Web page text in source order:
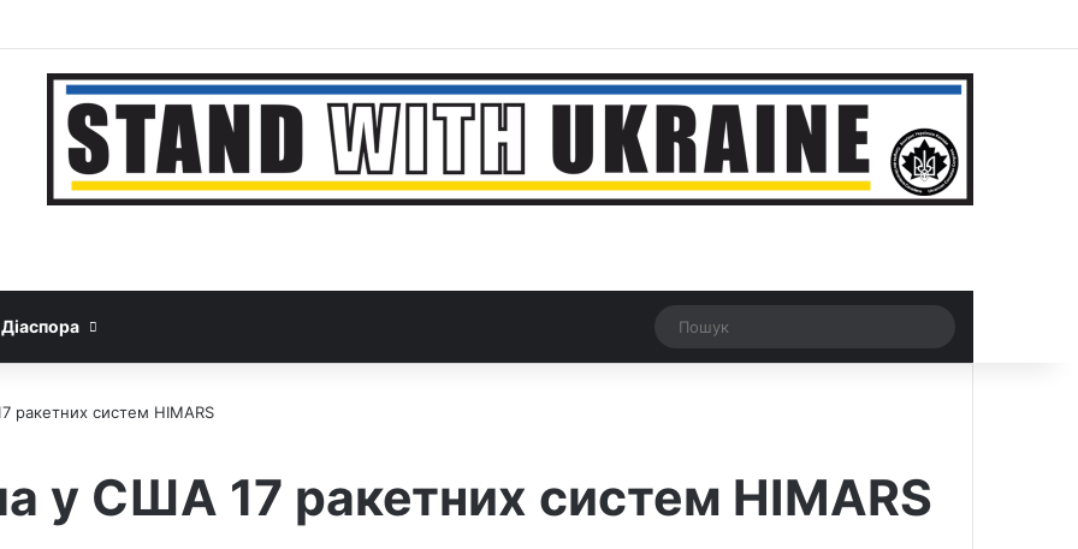
Google News
Threads
Діаспора Рандомна новина
Switch skin
ракетних систем HIMARS
у США 17 ракетних систем HIMARS